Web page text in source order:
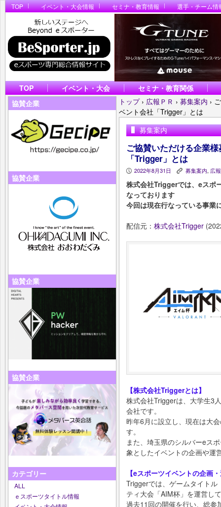
TOP イベント・大会情報 セミナ・教育情報 選手・チーム情
TOP イベント・大会
セミナ・教育関係
協賛企業
協賛企業
協賛企業
協賛企業
カテゴリー
ALL
ｅスポーツタイトル情報
トップ › 広報ＰＲ › 募集案内 ›
ベント会社「Trigger」とは
募集案内
ご協賛いただける企業
「Trigger」とは
P 2022年8月31日 K 募集案内, 広
株式会社Triggerでは、eスポ
なっております
今回は現在行なっている事業
配信元： 株式会社Trigger
【株式会社Triggerとは】
株式会社Triggerは、大学生3
会社です。
昨年6月に設立し、現在は大
す。
また、埼玉県のシルバーeス
象としたイベントの企画や運
【eスポーツイベントの企画
Triggerでは、ゲームタイトル
ティ大会「AIM杯」を運営し
過去11回の開催を行い、総